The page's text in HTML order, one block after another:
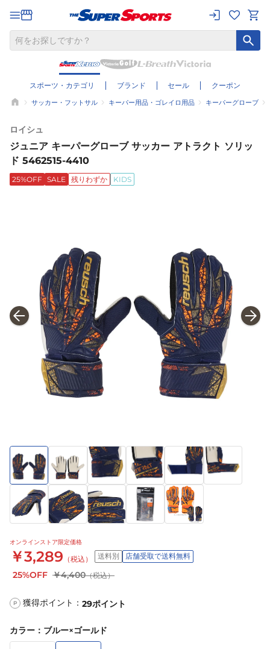
スポーツ・カテゴリ ブランド セール クーポン
サッカー・フットサル キーパー用品・ゴレイロ用品 キーパーグローブ
ロイシュ
ジュニア キーパーグローブ サッカー アトラクト ソリッ
ド 5462515-4410
25%OFF SALE 残りわずか KIDS
オンラインストア限定価格
￥3,289 （税込） 送料別 店舗受取で送料無料
25%OFF ￥4,400（税込）
P 獲得ポイント： 29ポイント
カラー ： ブルー×ゴールド